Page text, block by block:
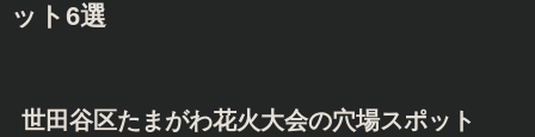
ット6選
世田谷区たまがわ花火大会の穴場スポット